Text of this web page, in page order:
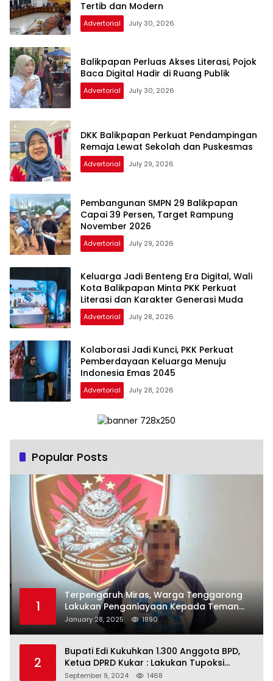
Tertib dan Modern
Advertorial July 30, 2026
Balikpapan Perluas Akses Literasi, Pojok
Baca Digital Hadir di Ruang Publik
Advertorial July 30, 2026
DKK Balikpapan Perkuat Pendampingan
Remaja Lewat Sekolah dan Puskesmas
Advertorial July 29, 2026
Pembangunan SMPN 29 Balikpapan
Capai 39 Persen, Target Rampung
November 2026
Advertorial July 29, 2026
Keluarga Jadi Benteng Era Digital, Wali
Kota Balikpapan Minta PKK Perkuat
Literasi dan Karakter Generasi Muda
Advertorial July 28, 2026
Kolaborasi Jadi Kunci, PKK Perkuat
Pemberdayaan Keluarga Menuju
Indonesia Emas 2045
Advertorial July 28, 2026
Popular Posts
1
Terpengaruh Miras, Warga Tenggarong
Lakukan Penganiayaan Kepada Teman
Sendiri
January 28, 2025 1890
2
Bupati Edi Kukuhkan 1.300 Anggota BPD,
Ketua DPRD Kukar : Lakukan Tupoksi
Dengan Baik Untuk Wujudkan
September 9, 2024 1468